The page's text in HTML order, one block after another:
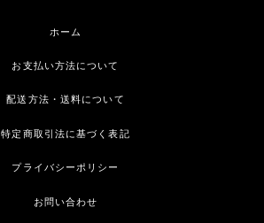
ホーム
お支払い方法について
配送方法・送料について
特定商取引法に基づく表記
プライバシーポリシー
お問い合わせ